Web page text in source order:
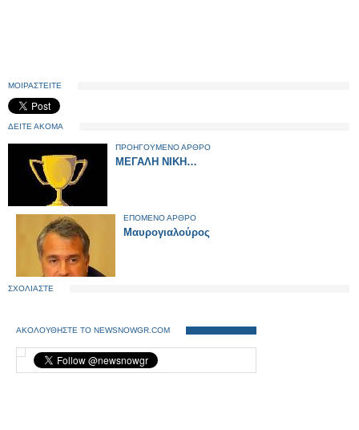
ΜΟΙΡΑΣΤΕΙΤΕ
ΔΕΙΤΕ ΑΚΟΜΑ
ΠΡΟΗΓΟΥΜΕΝΟ ΑΡΘΡΟ
ΜΕΓΑΛΗ ΝΙΚΗ…
ΕΠΟΜΕΝΟ ΑΡΘΡΟ
Μαυρογιαλούρος
ΣΧΟΛΙΑΣΤΕ
ΑΚΟΛΟΥΘΗΣΤΕ ΤΟ NEWSNOWGR.COM